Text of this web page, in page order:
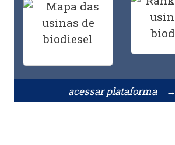
acessar plataforma →